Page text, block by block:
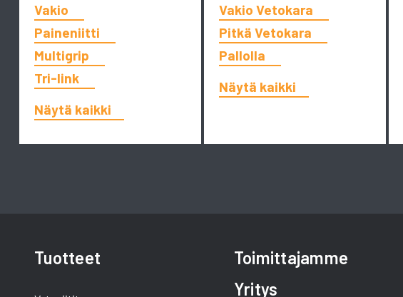
Vakio
Paineniitti
Multigrip
Tri-link
Näytä kaikki
Vakio Vetokara
Pitkä Vetokara
Pallolla
Näytä kaikki
Tuotteet
Toimittajamme
Yritys